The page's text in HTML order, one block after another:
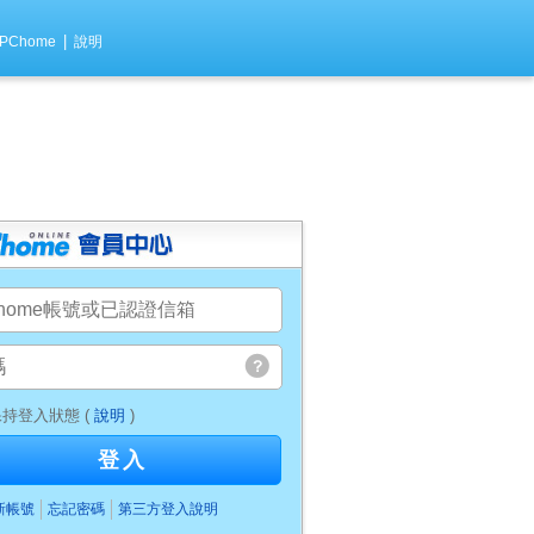
說明
登入狀態 ( 說明 )
登入
帳號 忘記密碼 第三方登入說明